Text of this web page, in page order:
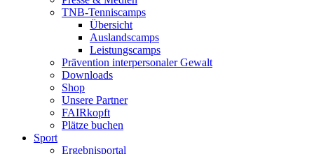
TNB-Tenniscamps
Übersicht
Auslandscamps
Leistungscamps
Prävention interpersonaler Gewalt
Downloads
Shop
Unsere Partner
FAIRkopft
Plätze buchen
Sport
Ergebnisportal